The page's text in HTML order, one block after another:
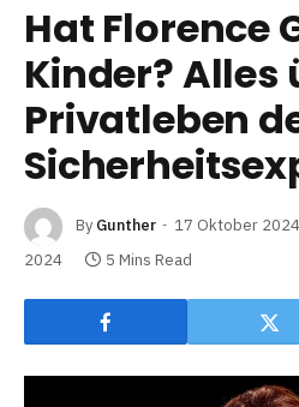
Hat Florence
Kinder? Alles
Privatleben
By Gunther 17 Oktober 2024
2024
5 Mins Read